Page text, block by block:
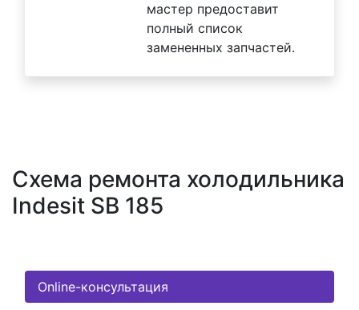
мастер предоставит
полный список
замененных запчастей.
Схема ремонта холодильника
Indesit SB 185
Online-консультация